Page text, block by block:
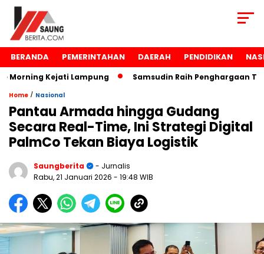
BERANDA PEMERINTAHAN DAERAH PENDIDIKAN
Kejati Lampung Samsudin Raih Penghargaan
Home / Nasional
Pantau Armada hingga Gudang
Secara Real-Time, Ini Strategi Digital
PalmCo Tekan Biaya Logistik
Saungberita
- Jurnalis
Rabu, 21 Januari 2026 - 19:48 WIB